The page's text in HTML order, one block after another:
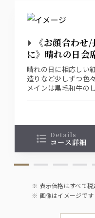
《お顔合わ
に》晴れの日会
晴れの日に相応しい
造りなど少しずつ色
メインは黒毛和牛の
details
コース詳細
表示価格はすべて税
画像はイメージです